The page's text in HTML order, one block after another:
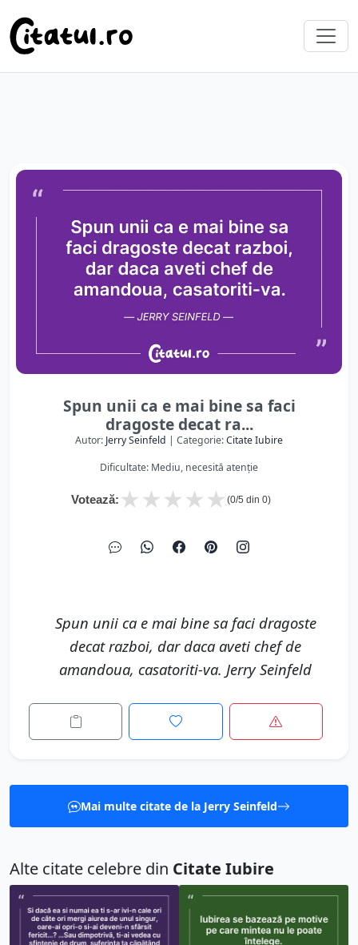
Spun unii ca e mai bine sa faci
dragoste decat ra...
Autor: Jerry Seinfeld | Categorie:Citate Iubire
Dificultate: Mediu, necesită atenție
Votează: ★
★
★
★
★ (0/5 din 0)
Spun unii ca e mai bine sa faci dragoste
decat razboi, dar daca aveti chef de
amandoua, casatoriti-va. Jerry Seinfeld
Mai multe citate de la Jerry Seinfeld
Alte citate celebre din Citate Iubire